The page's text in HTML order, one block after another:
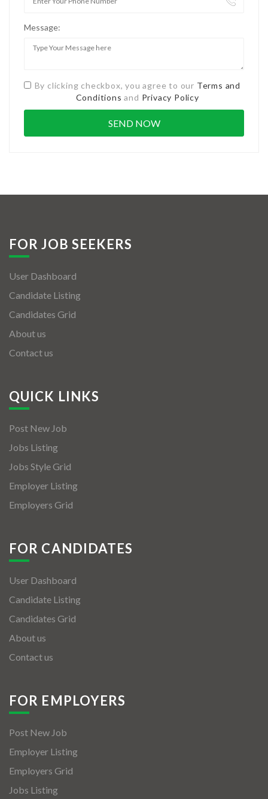
Message:
By clicking checkbox, you agree to our Terms and
Conditions and Privacy Policy
FOR JOB SEEKERS
User Dashboard
Candidate Listing
Candidates Grid
About us
Contact us
QUICK LINKS
Post New Job
Jobs Listing
Jobs Style Grid
Employer Listing
Employers Grid
FOR CANDIDATES
User Dashboard
Candidate Listing
Candidates Grid
About us
Contact us
FOR EMPLOYERS
Post New Job
Employer Listing
Employers Grid
Jobs Listing